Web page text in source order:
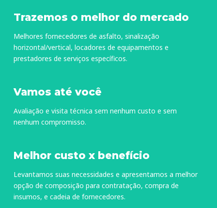
Trazemos o melhor do mercado
Melhores fornecedores de asfalto, sinalização
horizontal/vertical, locadores de equipamentos e
prestadores de serviços específicos.
Vamos até você
Avaliação e visita técnica sem nenhum custo e sem
nenhum compromisso.
Melhor custo x benefício
Levantamos suas necessidades e apresentamos a melhor
opção de composição para contratação, compra de
insumos, e cadeia de fornecedores.